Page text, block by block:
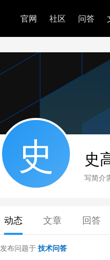
官网 社区 问答
史 史
写简介
动态 文章 回答
发布问题于 技术问答